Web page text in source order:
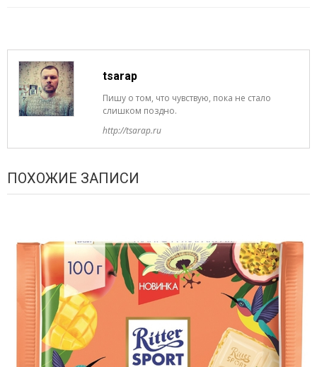
tsarap
Пишу о том, что чувствую, пока не стало
слишком поздно.
http://tsarap.ru
ПОХОЖИЕ ЗАПИСИ